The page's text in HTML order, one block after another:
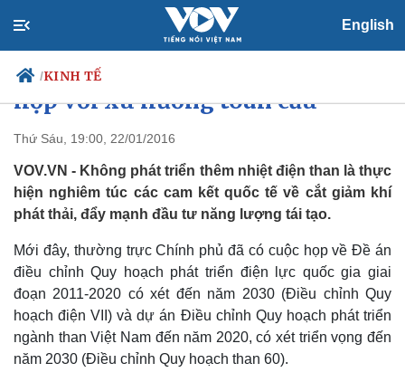
English
/KINH TẾ
Chính trị
Đảng
Tổ chức nhân sự
Nhận diện sự thật
Xã hội
Tin 24h
Dự báo thời tiết
Dấu ấn VOV
Việc làm
Biển đảo
Cắt giảm nhiệt điện than phù
hợp với xu hướng toàn cầu
Thứ Sáu, 19:00, 22/01/2016
VOV.VN - Không phát triển thêm nhiệt điện than là thực
hiện nghiêm túc các cam kết quốc tế về cắt giảm khí
phát thải, đẩy mạnh đầu tư năng lượng tái tạo.
Mới đây, thường trực Chính phủ đã có cuộc họp về Đề án
điều chỉnh Quy hoạch phát triển điện lực quốc gia giai
đoạn 2011-2020 có xét đến năm 2030 (Điều chỉnh Quy
hoạch điện VII) và dự án Điều chỉnh Quy hoạch phát triển
ngành than Việt Nam đến năm 2020, có xét triển vọng đến
năm 2030 (Điều chỉnh Quy hoạch than 60).